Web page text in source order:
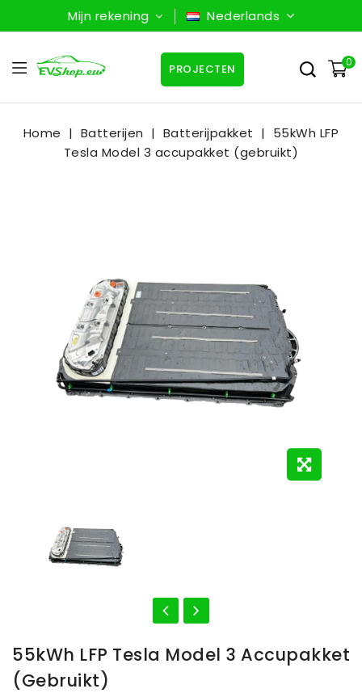
Mijn rekening Nederlands
0
PROJECTEN
Home Batterijen Batterijpakket
55kWh LFP
Tesla Model 3 accupakket (gebruikt)
55kWh LFP Tesla Model 3 Accupakket
(gebruikt)